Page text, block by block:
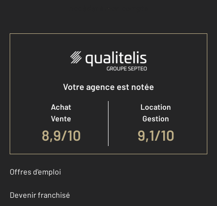
Accéder à mon compte
Votre agence est notée
Achat
Vente
8,9/10
Location
Gestion
9,1/10
Offres d'emploi
Devenir franchisé